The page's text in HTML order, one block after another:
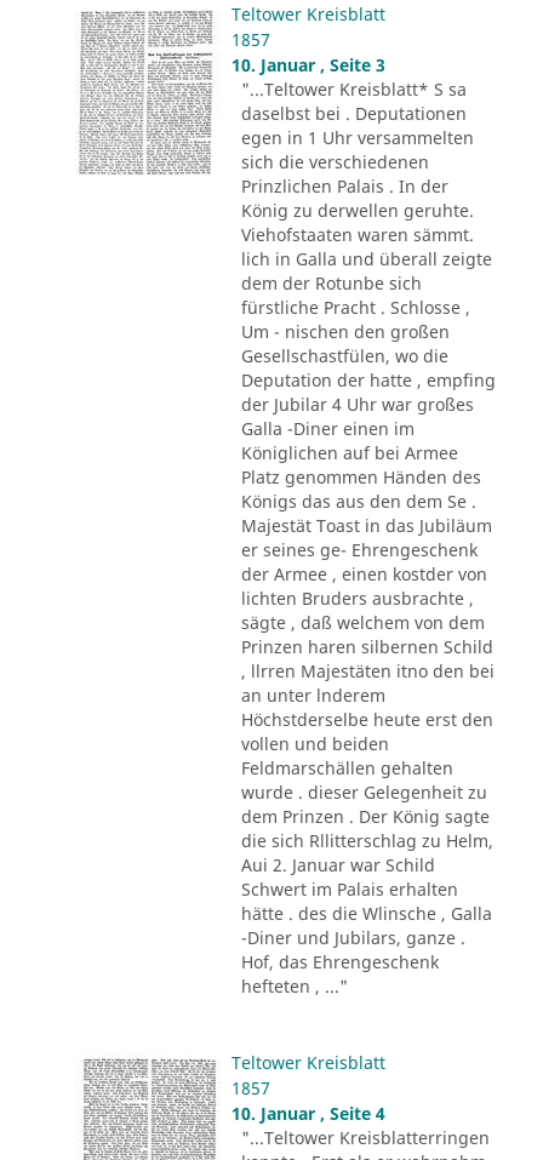
Teltower Kreisblatt
1857
10. Januar , Seite 3
"...Teltower Kreisblatt* S sa
daselbst bei . Deputationen
egen in 1 Uhr versammelten
sich die verschiedenen
Prinzlichen Palais . In der
König zu derwellen geruhte.
Viehofstaaten waren sämmt.
lich in Galla und überall zeigte
dem der Rotunbe sich
fürstliche Pracht . Schlosse ,
Um - nischen den großen
Gesellschastfülen, wo die
Deputation der hatte , empfing
der Jubilar 4 Uhr war großes
Galla -Diner einen im
Königlichen auf bei Armee
Platz genommen Händen des
Königs das aus den dem Se .
Majestät Toast in das Jubiläum
er seines ge- Ehrengeschenk
der Armee , einen kostder von
lichten Bruders ausbrachte ,
sägte , daß welchem von dem
Prinzen haren silbernen Schild
, llrren Majestäten itno den bei
an unter lnderem
Höchstderselbe heute erst den
vollen und beiden
Feldmarschällen gehalten
wurde . dieser Gelegenheit zu
dem Prinzen . Der König sagte
die sich Rllitterschlag zu Helm,
Aui 2. Januar war Schild
Schwert im Palais erhalten
hätte . des die Wlinsche , Galla
-Diner und Jubilars, ganze .
Hof, das Ehrengeschenk
hefteten , ..."
Teltower Kreisblatt
1857
10. Januar , Seite 4
"...Teltower Kreisblatterringen